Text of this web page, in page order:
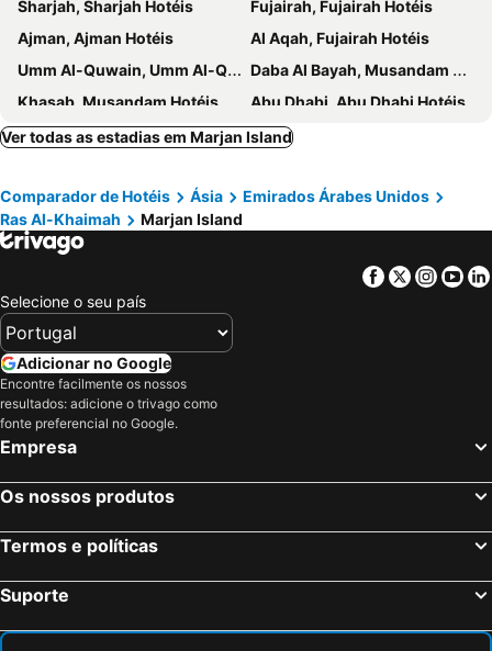
Sharjah, Sharjah Hotéis
Fujairah, Fujairah Hotéis
Ajman, Ajman Hotéis
Al Aqah, Fujairah Hotéis
Umm Al-Quwain, Umm Al-Qaiwain Hotéis
Daba Al Bayah, Musandam Hotéis
Khasab, Musandam Hotéis
Abu Dhabi, Abu Dhabi Hotéis
Al Ain, Abu Dhabi Hotéis
Liwa Oasis, Abu Dhabi Hotéis
Ver todas as estadias em Marjan Island
Comparador de Hotéis Ásia
Emirados Árabes Unidos
Ras Al-Khaimah
Marjan Island
Facebook
Twitter
Selecione o seu país
Adicionar no Google
Encontre facilmente os nossos
resultados: adicione o trivago como
fonte preferencial no Google.
Empresa
Os nossos produtos
Termos e políticas
Suporte